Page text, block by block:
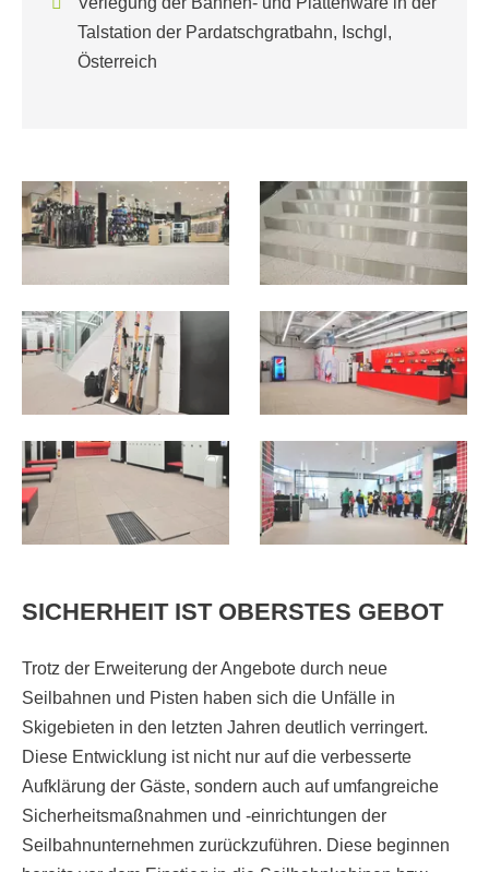
Talstation der Pardatschgratbahn, Ischgl,
Österreich
SICHERHEIT IST OBERSTES GEBOT
Trotz der Erweiterung der Angebote durch neue
Seilbahnen und Pisten haben sich die Unfälle in
Skigebieten in den letzten Jahren deutlich verringert.
Diese Entwicklung ist nicht nur auf die verbesserte
Aufklärung der Gäste, sondern auch auf umfangreiche
Sicherheitsmaßnahmen und -einrichtungen der
Seilbahnunternehmen zurückzuführen. Diese beginnen